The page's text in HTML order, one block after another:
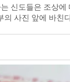
신도들은 조상에
의 사진 앞에 바